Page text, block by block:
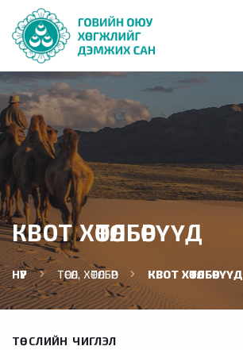
КВОТ ХӨТӨЛБӨРҮҮД
НҮҮР ТӨСӨЛ, ХӨТӨЛБӨР КВОТ ХӨТӨЛБӨРҮҮД
ТӨСЛИЙН ЧИГЛЭЛ